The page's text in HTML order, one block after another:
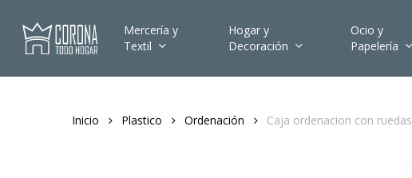
Mercería y
Textil
Hogar y
Decoración
Ocio y
Papelería
Inicio Plastico Ordenación Caja ordenacion con